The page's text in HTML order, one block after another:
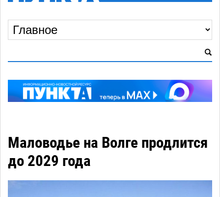
Маловодье на Волге продлится
до 2029 года